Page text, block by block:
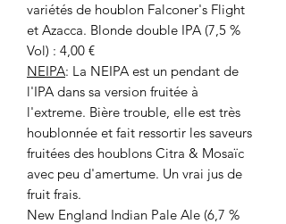
variétés de houblon Falconer's Flight
et Azacca. Blonde double IPA (7,5 %
Vol) : 4,00 €
NEIPA: La NEIPA est un pendant de
l'IPA dans sa version fruitée à
l'extreme. Bière trouble, elle est très
houblonnée et fait ressortir les saveurs
fruitées des houblons Citra & Mosaïc
avec peu d'amertume. Un vrai jus de
fruit frais.
New England Indian Pale Ale (6,7 %